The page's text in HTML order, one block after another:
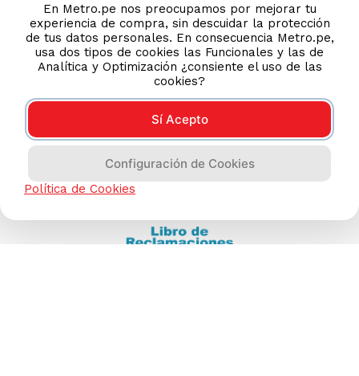
AYUDA CALLCENTER
(511) 613-8888
TIENDAS ONLINE
NOSOTROS
CONTÁCTANOS
En Metro.pe nos preocupamos por mejorar tu
experiencia de compra, sin descuidar la protección
de tus datos personales. En consecuencia Metro.pe,
usa dos tipos de cookies las Funcionales y las de
Analítica y Optimización ¿consiente el uso de las
cookies?
Sí Acepto
Configuración de Cookies
Política de Cookies